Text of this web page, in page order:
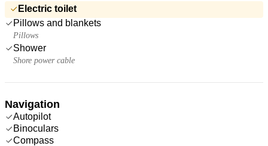
Electric toilet
Pillows and blankets
Pillows
Shower
Shore power cable
Navigation
Autopilot
Binoculars
Compass